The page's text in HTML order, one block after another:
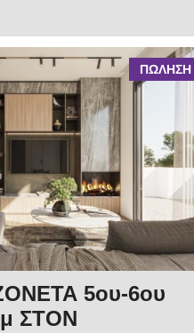
ΠΩΛΗΣΗ
5ου-6ου
ΣΤΟΝ